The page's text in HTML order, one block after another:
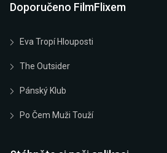
Doporučeno FilmFlixem
Eva Tropí Hlouposti
The Outsider
Pánský Klub
Po Čem Muži Touží